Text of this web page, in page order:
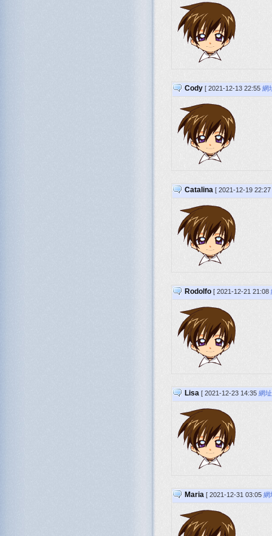
Cody [ 2021-12-13 22:55 網
Catalina [ 2021-12-19 22:27
Rodolfo [ 2021-12-21 21:08
Lisa [ 2021-12-23 14:35 網址
Maria [ 2021-12-31 03:05 網